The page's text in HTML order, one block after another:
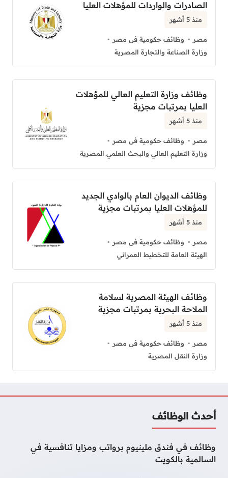
الصادرات والواردات للمؤهلات العليا
منذ 5 أشهر
مصر
وظائف حكومية فى مصر
وزارة الصناعة والتجارة المصرية
وظائف وزارة التعليم العالي للمؤهلات
العليا بمرتبات مجزية
منذ 5 أشهر
مصر
وظائف حكومية فى مصر
وزارة التعليم العالي والبحث العلمي المصرية
وظائف الديوان العام بالوادي الجديد
للمؤهلات العليا بمرتبات مجزية
منذ 5 أشهر
مصر
وظائف حكومية فى مصر
الهيئة العامة للتخطيط العمراني
وظائف الهيئة المصرية لسلامة
الملاحة البحرية بمرتبات مجزية
منذ 5 أشهر
مصر
وظائف حكومية فى مصر
وزارة النقل المصرية
أحدث الوظائف
وظائف في فندق ملينيوم برواتب ومزايا تنافسية في
السالمية بالكويت